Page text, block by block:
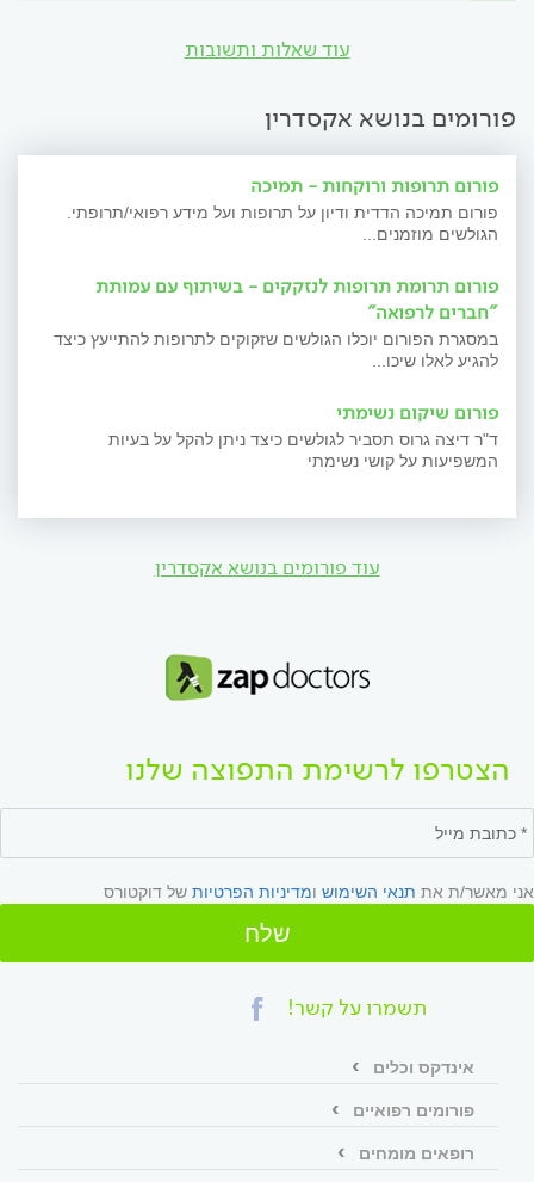
עוד שאלות ותשובות
פורומים בנושא אקסדרין
פורום תרופות ורוקחות - תמיכה
פורום תמיכה הדדית ודיון על תרופות ועל מידע רפואי/תרופתי.
הגולשים מוזמנים...
פורום תרומת תרופות לנזקקים - בשיתוף עם עמותת
"חברים לרפואה"
במסגרת הפורום יוכלו הגולשים שזקוקים לתרופות להתייעץ כיצד
להגיע לאלו שיכו...
פורום שיקום נשימתי
ד"ר דיצה גרוס תסביר לגולשים כיצד ניתן להקל על בעיות
המשפיעות על קושי נשימתי
עוד פורומים בנושא אקסדרין
הצטרפו לרשימת התפוצה שלנו
אני מאשר/ת את תנאי השימוש ומדיניות הפרטיות של דוקטורס
שלח
תשמרו על קשר!
אינדקס וכלים
פורומים רפואיים
רופאים מומחים